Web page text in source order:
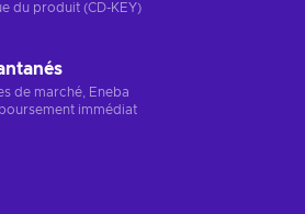
du produit (CD-KEY)
de marché, Eneba
immédiat